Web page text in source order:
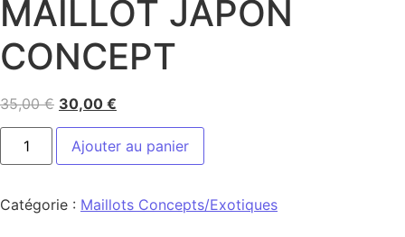
MAILLOT JAPON
CONCEPT
35,00€ 30,00 €
Ajouter au panier
Catégorie : Maillots Concepts/Exotiques